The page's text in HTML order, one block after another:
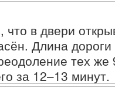
что в двери
Длина
тех
за 12–13 минут.